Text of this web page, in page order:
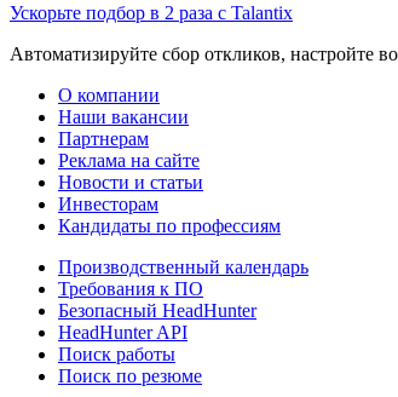
Ускорьте подбор в 2 раза с Talantix
Автоматизируйте сбор откликов, настройте
О компании
Наши вакансии
Партнерам
Реклама на сайте
Новости и статьи
Инвесторам
Кандидаты по профессиям
Производственный календарь
Требования к ПО
Безопасный HeadHunter
HeadHunter API
Поиск работы
Поиск по резюме